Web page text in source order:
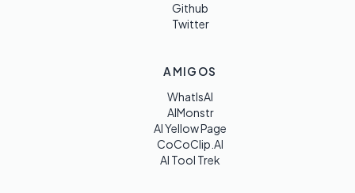
Github
Twitter
AMIGOS
WhatIsAI
AIMonstr
AI Yellow Page
CoCoClip.AI
AI Tool Trek